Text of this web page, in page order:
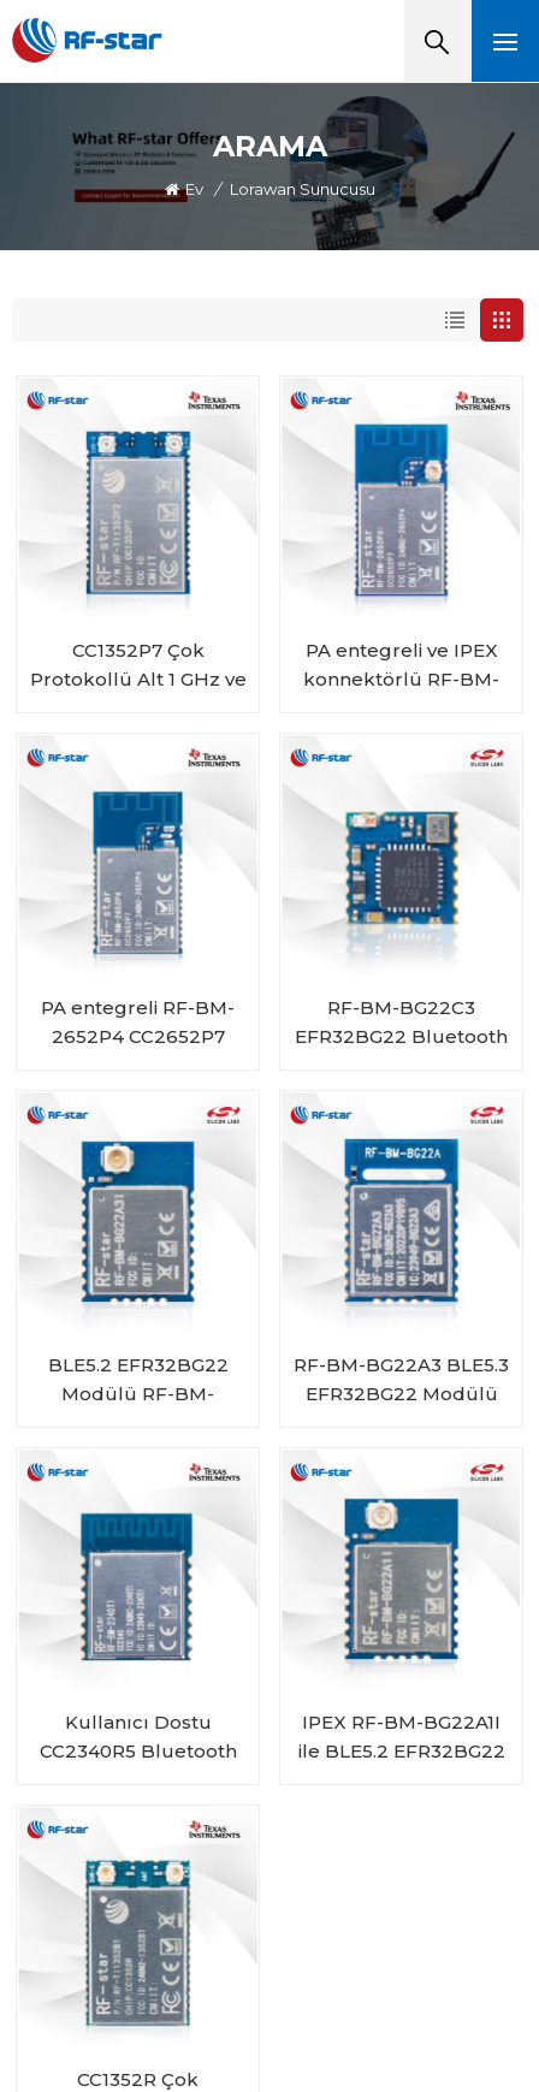
ARAMA
Ev / Lorawan Sunucusu
CC1352P7 Çok
Protokollü Alt 1 GHz ve
PA entegreli ve IPEX
konnektörlü RF-BM-
PA entegreli RF-BM-
2652P4 CC2652P7
RF-BM-BG22C3
EFR32BG22 Bluetooth
BLE5.2 EFR32BG22
Modülü RF-BM-
RF-BM-BG22A3 BLE5.3
EFR32BG22 Modülü
Kullanıcı Dostu
CC2340R5 Bluetooth
BM-2340T1
IPEX RF-BM-BG22A1I
ile BLE5.2 EFR32BG22
CC1352R Çok